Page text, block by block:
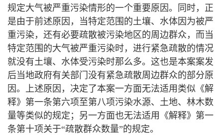
规定大气被严重污染情形的一个重要原因。同时，正
是由于前述原因，当特定范围的土壤、水体因为被严
重污染，还有必要疏散被污染地区的周边群众，而当
特定范围的大气被严重污染时，进行紧急疏散的情况
就没有土壤、水体受污染时那么多。这也是本案案发
后当地政府有关部门没有紧急疏散周边群众的部分原
因。上述原因，决定了本案一方面无法适用类似《解
释》第一条第六项至第八项污染水源、土地、林木数
量等类似的规定；另一方面也无法适用《解释》第一
条第十项关于“疏散群众数量”的规定。